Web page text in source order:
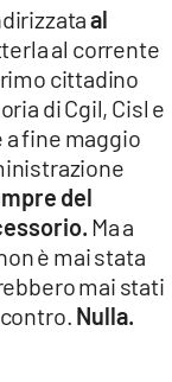
al
al corrente
cittadino
di Cgil, Cisl e
a fine maggio
del
Ma a
è mai stata
mai stati
Nulla.